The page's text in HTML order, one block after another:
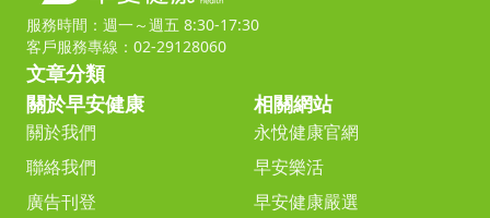
服務時間：週一～週五 8:30-17:30
客戶服務專線：02-29128060
文章分類
關於早安健康
關於我們
聯絡我們
廣告刊登
相關網站
永悅健康官網
早安樂活
早安健康嚴選